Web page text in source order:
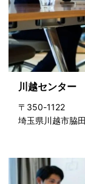
川越センター
〒350-1122
埼玉県川越市脇